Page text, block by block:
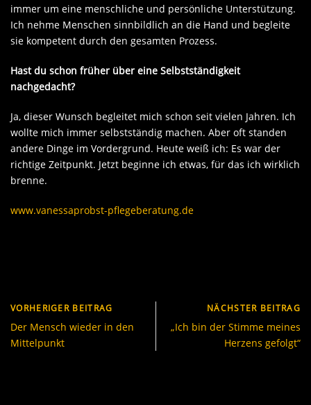
immer um eine menschliche und persönliche Unterstützung.
Ich nehme Menschen sinnbildlich an die Hand und begleite
sie kompetent durch den gesamten Prozess.
Hast du schon früher über eine Selbstständigkeit
nachgedacht?
Ja, dieser Wunsch begleitet mich schon seit vielen Jahren. Ich
wollte mich immer selbstständig machen. Aber oft standen
andere Dinge im Vordergrund. Heute weiß ich: Es war der
richtige Zeitpunkt. Jetzt beginne ich etwas, für das ich wirklich
brenne.
www.vanessaprobst-pflegeberatung.de
VORHERIGER BEITRAG
Der Mensch wieder in den
Mittelpunkt
NÄCHSTER BEITRAG
„Ich bin der Stimme meines
Herzens gefolgt“